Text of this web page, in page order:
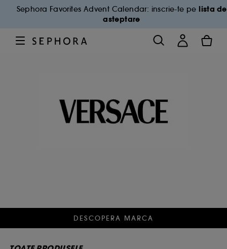
Sephora Favorites Advent Calendar: inscrie-te pe lista de
asteptare
DESCOPERA MARCA